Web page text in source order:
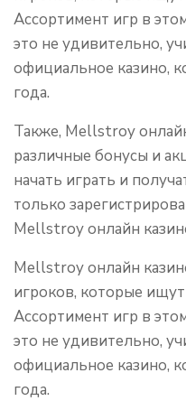
Ассортимент игр в
это не удивительно,
официальное казино,
года.
Также, Мellstroy
различные бонусы и
начать играть и
только
Мellstroy онлайн
Мellstroy онлайн
игроков, которые
Ассортимент игр в
это не удивительно,
официальное казино,
года.